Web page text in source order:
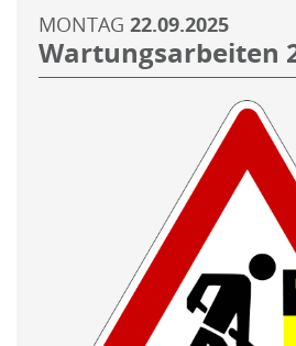
MONTAG 22.09.2025
Wartungsarbeiten